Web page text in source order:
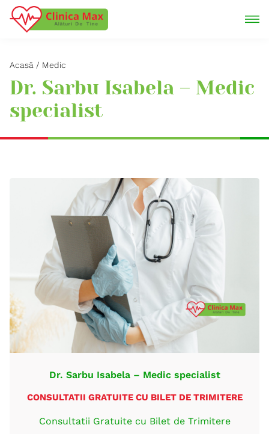
Acasă Medic
Dr. Sarbu Isabela – Medic
specialist
Dr. Sarbu Isabela – Medic specialist
CONSULTATII GRATUITE CU BILET DE TRIMITERE
Consultatii Gratuite cu Bilet de Trimitere